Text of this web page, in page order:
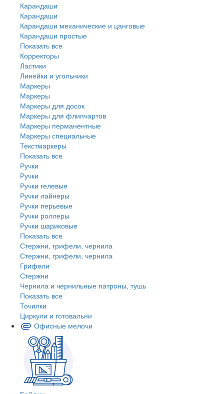
Карандаши
Карандаши
Карандаши механические и цанговые
Карандаши простые
Показать все
Корректоры
Ластики
Линейки и угольники
Маркеры
Маркеры
Маркеры для досок
Маркеры для флипчартов
Маркеры перманентные
Маркеры специальные
Текстмаркеры
Показать все
Ручки
Ручки
Ручки гелевые
Ручки лайнеры
Ручки перьевые
Ручки роллеры
Ручки шариковые
Показать все
Стержни, грифели, чернила
Стержни, грифели, чернила
Грифели
Стержни
Чернила и чернильные патроны, тушь
Показать все
Точилки
Циркули и готовальни
Офисные мелочи